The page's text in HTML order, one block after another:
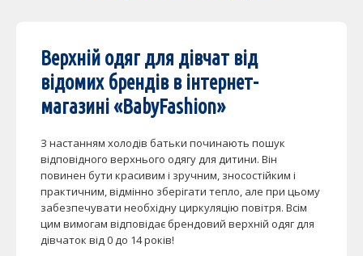
Верхній одяг для дівчат від
відомих брендів в інтернет-
магазині «BabyFashion»
З настанням холодів батьки починають пошук
відповідного верхнього одягу для дитини. Він
повинен бути красивим і зручним, зносостійким і
практичним, відмінно зберігати тепло, але при цьому
забезпечувати необхідну циркуляцію повітря. Всім
цим вимогам відповідає брендовий верхній одяг для
дівчаток від 0 до 14 років!